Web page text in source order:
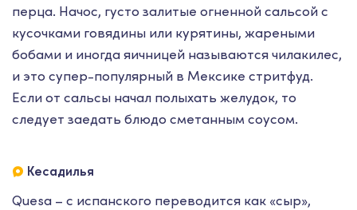
перца. Начос, густо залитые огненной сальсой с
кусочками говядины или курятины, жареными
бобами и иногда яичницей называются чилакилес,
и это супер-популярный в Мексике стритфуд.
Если от сальсы начал полыхать желудок, то
следует заедать блюдо сметанным соусом.
Кесадилья
Quesa – с испанского переводится как «сыр»,